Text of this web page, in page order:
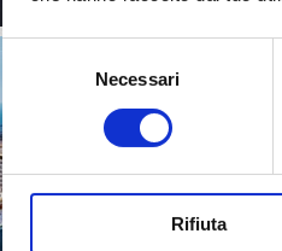
consenso
Necessari
Rifiuta
Sao